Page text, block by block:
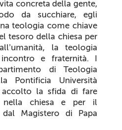
concreta della gente,
da succhiare, egli
teologia come chiave
tesoro della chiesa per
la teologia
e fraternità. I
di Teologia
Pontificia Università
accolto la sfida di fare
nella chiesa e per il
Magistero di Papa